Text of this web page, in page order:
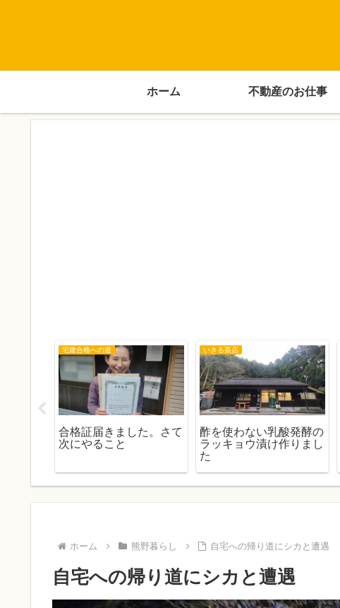
ホーム 不動産のお仕事
宅建合格への道
合格証届きました。さて
次にやること
いきる茶店
酢を使わない乳酸発酵の
ラッキョウ漬け作りまし
た
ホーム 熊野暮らし 自宅への帰り道にシカと遭遇
自宅への帰り道にシカと遭遇